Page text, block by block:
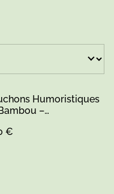
Humoristiques
–
€